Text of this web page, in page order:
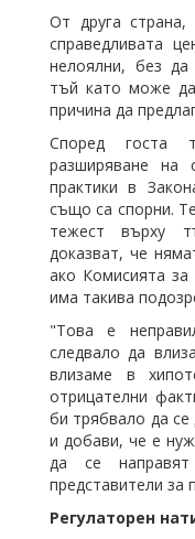
От друга
справедливата
нелоялни, без
тъй като може
причина да
Според госта
разширяване на
практики в
също са спорни.
тежест върху
доказват, че
ако Комисията
има такива
"Това е
следвало да
влизаме в
отрицателни
би трябвало да се
и добави, че е
да се
представители за
Регулаторен